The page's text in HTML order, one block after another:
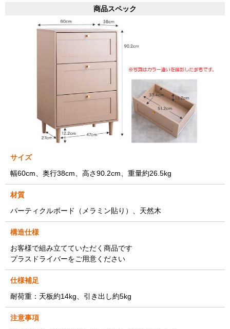
商品スペック
サイズ
幅60cm、奥行38cm、高さ90.2cm、重量約26.5kg
材質
パーティクルボード（メラミン貼り）、天然木
構造仕様
お客様で組み立てていただく商品です
プラスドライバーをご用意ください
仕様補足
耐荷重：天板約14kg、引き出し約5kg
注意事項